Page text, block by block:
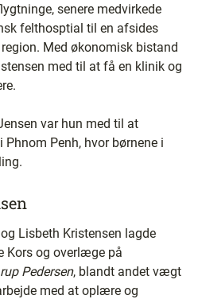
senere medvirkede
felthosptial til en afsides
Med økonomisk bistand
med til at få en klinik og
var hun med til at
Penh, hvor børnene i
Lisbeth Kristensen lagde
Kors og overlæge på
Pedersen, blandt andet vægt
med at oplære og